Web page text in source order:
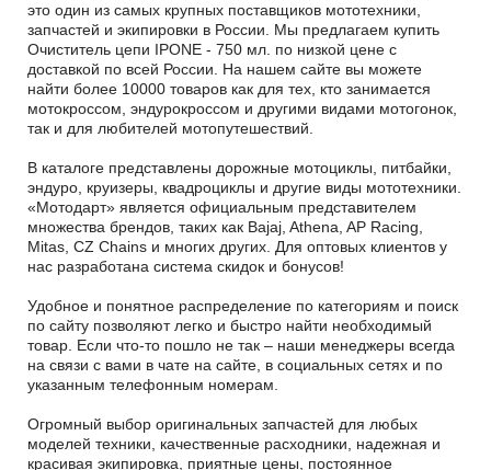
это один из самых крупных поставщиков мототехники,
запчастей и экипировки в России. Мы предлагаем купить
Очиститель цепи IPONE - 750 мл. по низкой цене с
доставкой по всей России. На нашем сайте вы можете
найти более 10000 товаров как для тех, кто занимается
мотокроссом, эндурокроссом и другими видами мотогонок,
так и для любителей мотопутешествий.
В каталоге представлены дорожные мотоциклы, питбайки,
эндуро, круизеры, квадроциклы и другие виды мототехники.
«Мотодарт» является официальным представителем
множества брендов, таких как Bajaj, Athena, AP Racing,
Mitas, CZ Chains и многих других. Для оптовых клиентов у
нас разработана система скидок и бонусов!
Удобное и понятное распределение по категориям и поиск
по сайту позволяют легко и быстро найти необходимый
товар. Если что-то пошло не так – наши менеджеры всегда
на связи с вами в чате на сайте, в социальных сетях и по
указанным телефонным номерам.
Огромный выбор оригинальных запчастей для любых
моделей техники, качественные расходники, надежная и
красивая экипировка, приятные цены, постоянное